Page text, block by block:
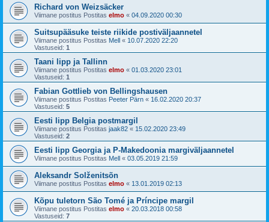
Richard von Weizsäcker
Viimane postitus Postitas elmo « 04.09.2020 00:30
Suitsupääsuke teiste riikide postiväljaannetel
Viimane postitus Postitas Mell « 10.07.2020 22:20
Vastuseid: 1
Taani lipp ja Tallinn
Viimane postitus Postitas elmo « 01.03.2020 23:01
Vastuseid: 1
Fabian Gottlieb von Bellingshausen
Viimane postitus Postitas Peeter Pärn « 16.02.2020 20:37
Vastuseid: 5
Eesti lipp Belgia postmargil
Viimane postitus Postitas jaak82 « 15.02.2020 23:49
Vastuseid: 2
Eesti lipp Georgia ja P-Makedoonia margiväljaannetel
Viimane postitus Postitas Mell « 03.05.2019 21:59
Aleksandr Solženitsõn
Viimane postitus Postitas elmo « 13.01.2019 02:13
Kõpu tuletorn São Tomé ja Príncipe margil
Viimane postitus Postitas elmo « 20.03.2018 00:58
Vastuseid: 7